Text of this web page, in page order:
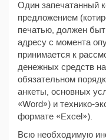
Один запечатанный
предложением
печатью, должен
адресу с момента
принимается к
денежных средств
обязательном
анкеты, основных
«Word») и технико-
формате «Excel»).
Всю необходимую